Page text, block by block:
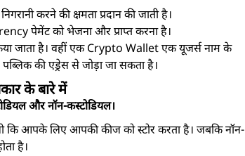
करने की क्षमता प्रदान की जाती है।
पेमेंट को भेजना और प्राप्त करना है।
जाता है। वहीं एक Crypto Wallet एक यूजर्स नाम के
की एड्रेस से जोड़ा जा सकता है।
के बारे में
और नॉन-कस्टोडियल।
जो कि आपके लिए आपकी कीज को स्टोर करता है। जबकि नॉन-
है।